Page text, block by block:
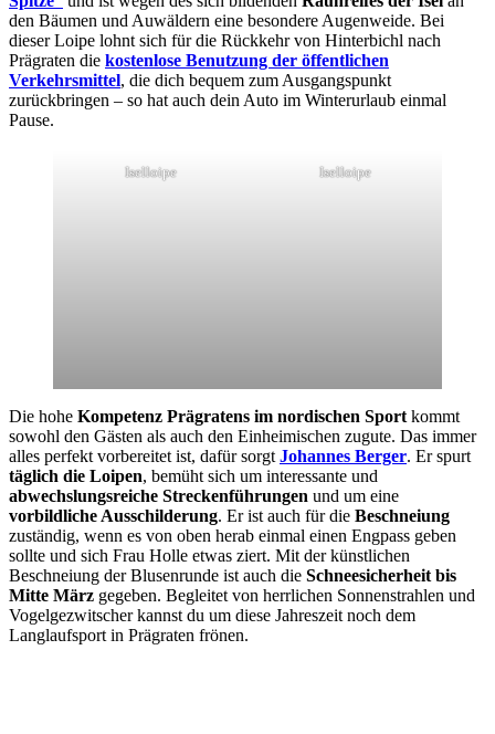
den Bäumen und Auwäldern eine besondere Augenweide. Bei
dieser Loipe lohnt sich für die Rückkehr von Hinterbichl nach
Prägraten die kostenlose Benutzung der öffentlichen
Verkehrsmittel, die dich bequem zum Ausgangspunkt
zurückbringen – so hat auch dein Auto im Winterurlaub einmal
Pause.
Iselloipe Iselloipe
Die hohe Kompetenz Prägratens im nordischen Sportkommt
sowohl den Gästen als auch den Einheimischen zugute. Das immer
alles perfekt vorbereitet ist, dafür sorgtJohannes Berger. Er spurt
täglich die Loipen, bemüht sich um interessante und
abwechslungsreiche Streckenführungen und um eine
vorbildliche Ausschilderung. Er ist auch für die Beschneiung
zuständig, wenn es von oben herab einmal einen Engpass geben
sollte und sich Frau Holle etwas ziert. Mit der künstlichen
Beschneiung der Blusenrunde ist auch die Schneesicherheit bis
Mitte März gegeben. Begleitet von herrlichen Sonnenstrahlen und
Vogelgezwitscher kannst du um diese Jahreszeit noch dem
Langlaufsport in Prägraten frönen.